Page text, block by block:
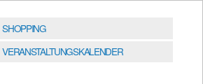
SHOPPING
VERANSTALTUNGSKALENDER